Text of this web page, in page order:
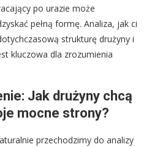
po urazie może
pełną formę. Analiza, jak ci
strukturę drużyny i
kluczowa dla zrozumienia
Jak drużyny chcą
mocne strony?
przechodzimy do analizy